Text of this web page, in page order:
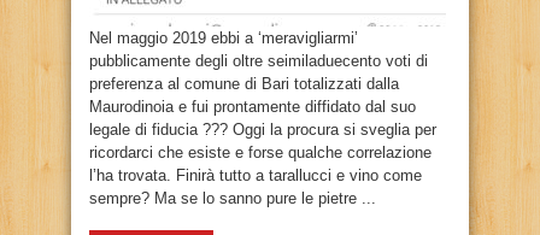
Nel maggio 2019 ebbi a ‘meravigliarmi’
pubblicamente degli oltre seimiladuecento voti di
preferenza al comune di Bari totalizzati dalla
Maurodinoia e fui prontamente diffidato dal suo
legale di fiducia ??? Oggi la procura si sveglia per
ricordarci che esiste e forse qualche correlazione
l’ha trovata. Finirà tutto a tarallucci e vino come
sempre? Ma se lo sanno pure le pietre ...